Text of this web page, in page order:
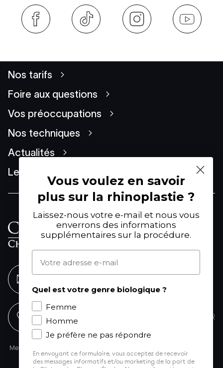
Nos tarifs
Foire aux questions
Vos préoccupations
Nos techniques
Actualités
Le Groupe
61 Avenue Franklin Delano
Roosevelt
01 53 77 25 88 NOUS TROUVER
Mentions légales
© Copyright 2024 CRPCE
Vous voulez en savoir
plus sur la rhinoplastie ?
Laissez-nous votre e-mail et nous vous
enverrons des informations
supplémentaires sur la procédure.
Adresse e-mail
Quel est votre genre biologique ?
Femme
Homme
Je préfère ne pas répondre
En envoyant ce formulaire, vous acceptez de recevoir
des messages informatifs et/ou marketing de la part de